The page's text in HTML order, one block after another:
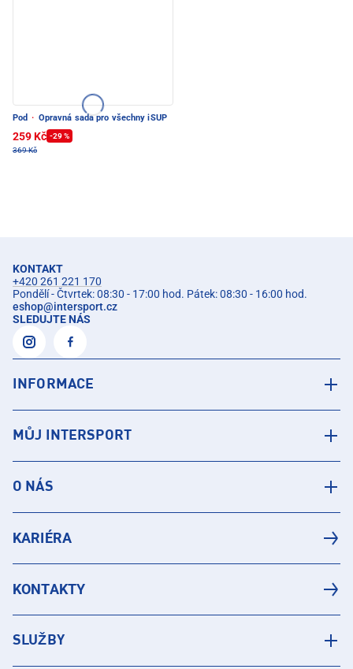
Pod · Opravná sada pro všechny iSUP
259 Kč -29 %
369 Kč
KONTAKT
+420 261 221 170
Pondělí - Čtvrtek: 08:30 - 17:00 hod. Pátek: 08:30 - 16:00 hod.
eshop@intersport.cz
SLEDUJTE NÁS
INFORMACE
MŮJ INTERSPORT
O NÁS
KARIÉRA
KONTAKTY
SLUŽBY